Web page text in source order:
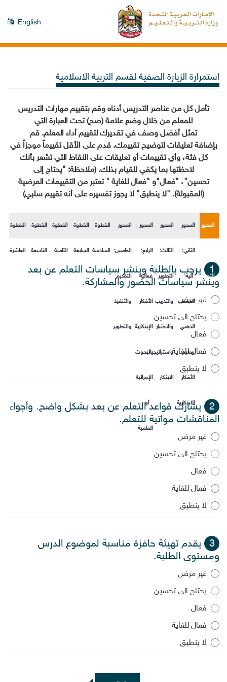
English
استمرارة الزيارة الصفية لقسم التربية الاسلامية
تأمل كل من عناصر التدريس أدناه وقم بتقييم مهارات التدريس
للمعلم من خلال وضع علامة (صح) تحت العبارة التي
تمثل أفضل وصف في تقديرك لتقييم أداء المعلم. قم
بإضافة تعليقات لتوضيح تقييمك. قدم على الأقل تقييماً موجزاً في
كل فئة، وأي تقييمات أو تعليقات على النقاط التي تشعر بأنك
لاحظتها بما يكفي للقيام بذلك. (ملاحظة: "يحتاج إلى
تحسين"، "فعال"و "فعال للغاية " تعتبر من التقييمات المرضية
(المقبولة). "لا ينطبق" لا يجوز تفسيره على أنه تقييم سلبي)
المحور
التخطيط
الاستراتيجي
المحور
الثاني:
آلية
العصف
الذهني
وطرح
الأفكار
الابتكارية
المحور
الثالث:
التطوير
والتدريب
والاختبار
واستراتيجيات
الابتكار
المحور
الرابع:
فعالية
الأفكار
الإبتكارية
بالبحوث
الإجرائية
أو
العلمية
المحور
الخامس:
التقديم
والتنفيذ
والتطوير
الخطوة
السادسة
الخطوة
السابعة
الخطوة
الثامنة
الخطوة
التاسعة
الخطوة
العاشرة
1
يرحب بالطلبة وينشر سياسات التعلم عن بعد
وينشر سياسات الحضور والمشاركة.
غير مرض
يحتاج الى تحسين
فعال
فعال للغاية
لا ينطبق
2
يشارك قواعد التعلم عن بعد بشكل واضح. وأجواء
المناقشات مواتية للتعلم.
غير مرض
يحتاج الى تحسين
فعال
فعال للغاية
لا ينطبق
3
يقدم تهيئة حافزة مناسبة لموضوع الدرس
ومستوى الطلبة.
غير مرض
يحتاج الى تحسين
فعال
فعال للغاية
لا ينطبق